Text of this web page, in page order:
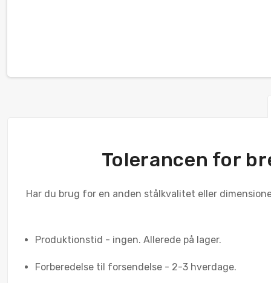
Tolerancen for
Har du brug for en anden stålkvalitet eller
Produktionstid - ingen. Allerede på lager.
Forberedelse til forsendelse - 2-3 hverdage.